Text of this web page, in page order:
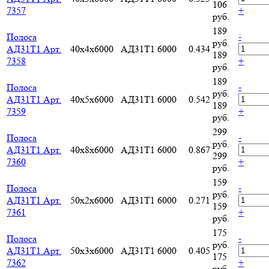
7357
106
руб.
+
Полоса
АД31Т1 Арт.
7358
40х4х6000 АД31Т1 6000 0.434
189
руб.
189
руб.
-
+
Полоса
АД31Т1 Арт.
7359
40х5х6000 АД31Т1 6000 0.542
189
руб.
189
руб.
-
+
Полоса
АД31Т1 Арт.
7360
40х8х6000 АД31Т1 6000 0.867
299
руб.
299
руб.
-
+
Полоса
АД31Т1 Арт.
7361
50х2х6000 АД31Т1 6000 0.271
159
руб.
159
руб.
-
+
Полоса
АД31Т1 Арт.
7362
50х3х6000 АД31Т1 6000 0.405
175
руб.
175
-
+